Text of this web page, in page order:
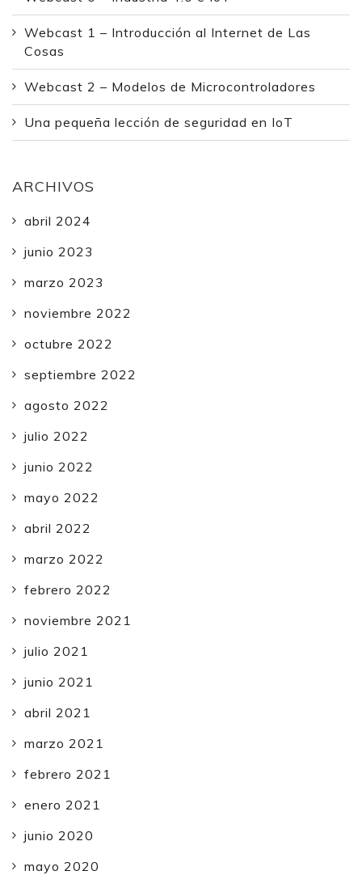
Webcast 1 – Introducción al Internet de Las
Cosas
Webcast 2 – Modelos de Microcontroladores
Una pequeña lección de seguridad en IoT
ARCHIVOS
abril 2024
junio 2023
marzo 2023
noviembre 2022
octubre 2022
septiembre 2022
agosto 2022
julio 2022
junio 2022
mayo 2022
abril 2022
marzo 2022
febrero 2022
noviembre 2021
julio 2021
junio 2021
abril 2021
marzo 2021
febrero 2021
enero 2021
junio 2020
mayo 2020